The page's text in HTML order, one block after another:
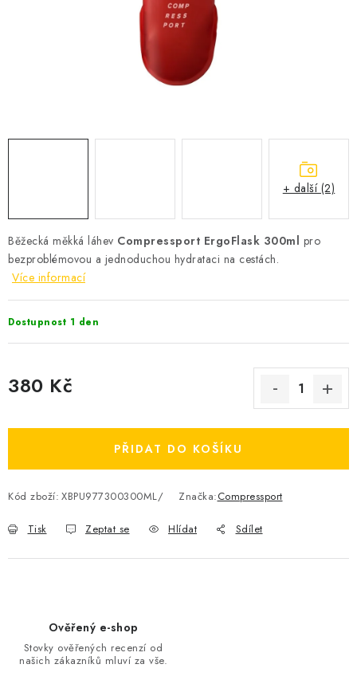
NOVINKY
NOVINKY INOV-8
OBLÍBENÉ DROBNOSTI
Ochrana osobních údajů
Zásady používání souborů cookies
Kontakt
Běžecká měkká láhev Compressport ErgoFlask 300ml pro
bezproblémovou a jednoduchou hydrataci na cestách.
Více informací
Dostupnost 1 den
380 Kč
PŘIDAT DO KOŠÍKU
Kód zboží: XBPU977300300ML/ Značka:Compressport
Tisk Zeptat se Hlídat Sdílet
+ další (2)
Ověřený e-shop
Stovky ověřených recenzí od
našich zákazníků mluví za vše.